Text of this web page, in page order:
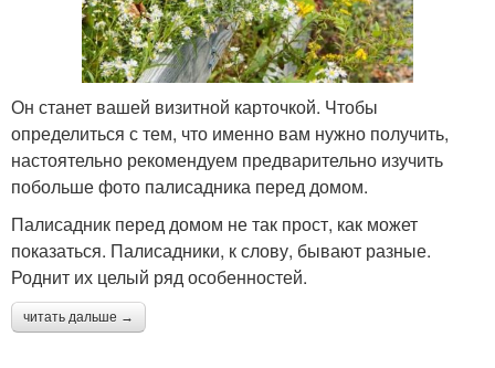
Он станет вашей визитной карточкой. Чтобы
определиться с тем, что именно вам нужно получить,
настоятельно рекомендуем предварительно изучить
побольше фото палисадника перед домом.
Палисадник перед домом не так прост, как может
показаться. Палисадники, к слову, бывают разные.
Роднит их целый ряд особенностей.
читать дальше →